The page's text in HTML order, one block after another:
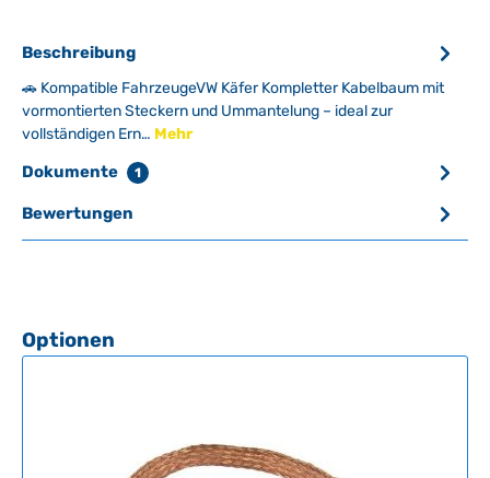
Beschreibung
🚗 Kompatible FahrzeugeVW Käfer Kompletter Kabelbaum mit
vormontierten Steckern und Ummantelung – ideal zur
vollständigen Ern… Mehr
Dokumente 1
Bewertungen
Produktgalerie überspringen
Optionen